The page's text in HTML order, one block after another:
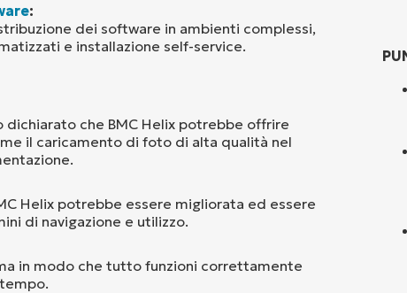
:
dei software in ambienti complessi,
e installazione self-service.
dichiarato che BMC Helix potrebbe offrire
il caricamento di foto di alta qualità nel
Helix potrebbe essere migliorata ed essere
di navigazione e utilizzo.
in modo che tutto funzioni correttamente